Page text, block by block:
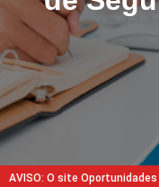
AVISO: O site